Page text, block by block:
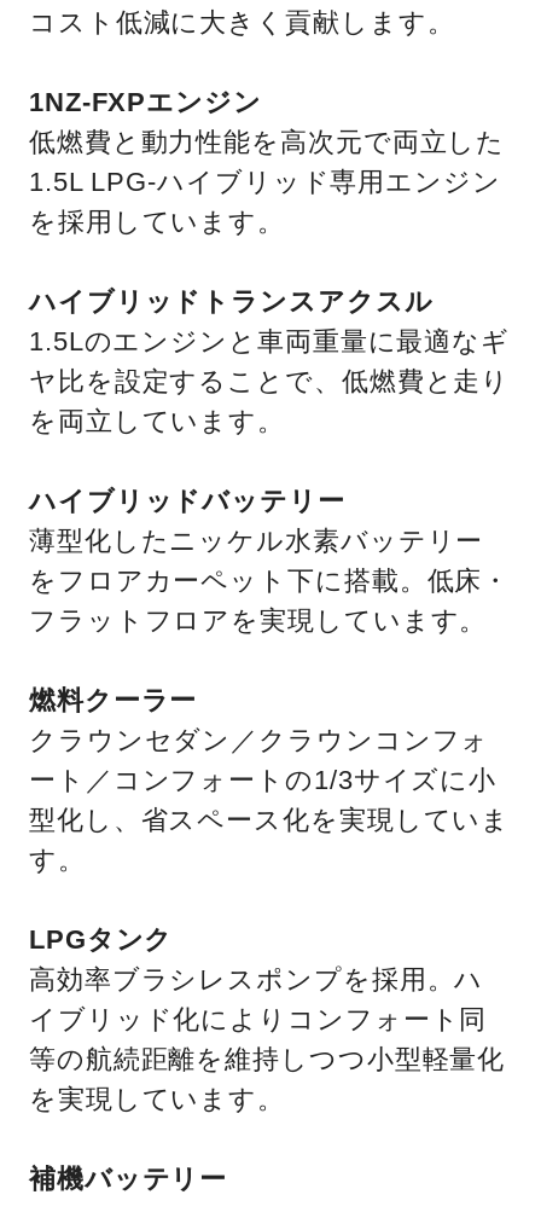
コスト低減に大きく貢献します。
1NZ-FXPエンジン
低燃費と動力性能を高次元で両立した
1.5L LPG-ハイブリッド専用エンジン
を採用しています。
ハイブリッドトランスアクスル
1.5Lのエンジンと車両重量に最適なギ
ヤ比を設定することで、低燃費と走り
を両立しています。
ハイブリッドバッテリー
薄型化したニッケル水素バッテリー
をフロアカーペット下に搭載。低床・
フラットフロアを実現しています。
燃料クーラー
クラウンセダン／クラウンコンフォ
ート／コンフォートの1/3サイズに小
型化し、省スペース化を実現していま
す。
LPGタンク
高効率ブラシレスポンプを採用。ハ
イブリッド化によりコンフォート同
等の航続距離を維持しつつ小型軽量化
を実現しています。
補機バッテリー